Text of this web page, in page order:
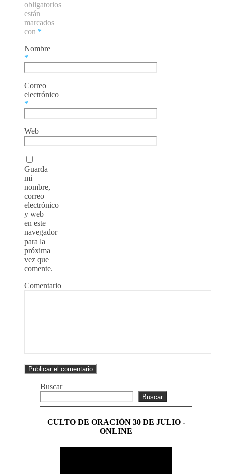
obligatorios
están
marcados
con *
Nombre
*
Correo
electrónico
*
Web
Guarda
mi
nombre,
correo
electrónico
y web
en este
navegador
para la
próxima
vez que
comente.
Comentario
Buscar
Buscar
CULTO DE ORACIÓN 30 DE JULIO -
ONLINE